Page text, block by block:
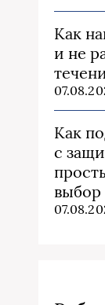
Как
и не
Как
с
выбор